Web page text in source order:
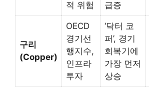
적 위험 급증
구리
(Copper)
OECD
경기선
행지수,
인프라
투자
‘닥터 코
퍼’, 경기
회복기에
가장 먼저
상승